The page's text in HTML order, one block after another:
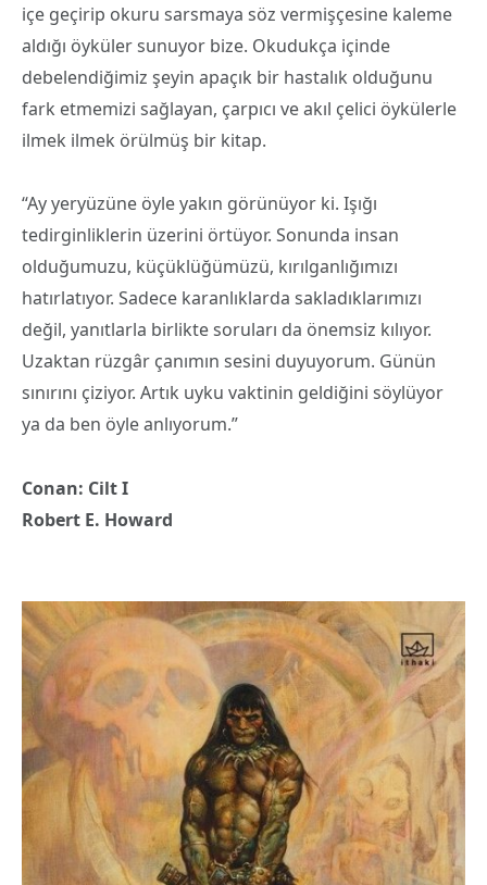
içe geçirip okuru sarsmaya söz vermişçesine kaleme
aldığı öyküler sunuyor bize. Okudukça içinde
debelendiğimiz şeyin apaçık bir hastalık olduğunu
fark etmemizi sağlayan, çarpıcı ve akıl çelici öykülerle
ilmek ilmek örülmüş bir kitap.
“Ay yeryüzüne öyle yakın görünüyor ki. Işığı
tedirginliklerin üzerini örtüyor. Sonunda insan
olduğumuzu, küçüklüğümüzü, kırılganlığımızı
hatırlatıyor. Sadece karanlıklarda sakladıklarımızı
değil, yanıtlarla birlikte soruları da önemsiz kılıyor.
Uzaktan rüzgâr çanımın sesini duyuyorum. Günün
sınırını çiziyor. Artık uyku vaktinin geldiğini söylüyor
ya da ben öyle anlıyorum.”
Conan: Cilt I
Robert E. Howard